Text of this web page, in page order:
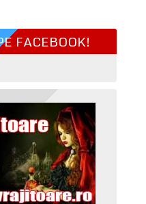
FACEBOOK!